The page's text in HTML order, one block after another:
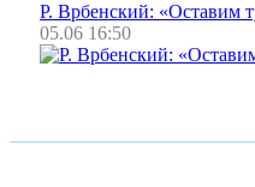
Р. Врбенский: «Оставим
05.06 16:50